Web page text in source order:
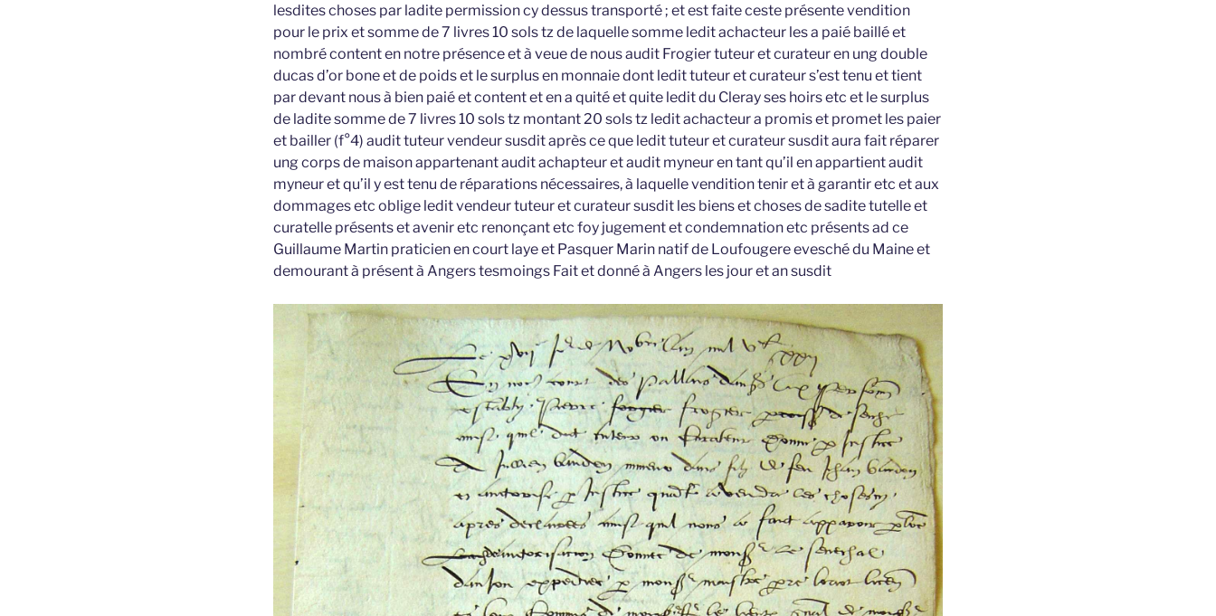
lesdites choses par ladite permission cy dessus transporté ; et est faite ceste présente vendition
pour le prix et somme de 7 livres 10 sols tz de laquelle somme ledit achacteur les a paié baillé et
nombré content en notre présence et à veue de nous audit Frogier tuteur et curateur en ung double
ducas d’or bone et de poids et le surplus en monnaie dont ledit tuteur et curateur s’est tenu et tient
par devant nous à bien paié et content et en a quité et quite ledit du Cleray ses hoirs etc et le surplus
de ladite somme de 7 livres 10 sols tz montant 20 sols tz ledit achacteur a promis et promet les paier
et bailler (f°4) audit tuteur vendeur susdit après ce que ledit tuteur et curateur susdit aura fait réparer
ung corps de maison appartenant audit achapteur et audit myneur en tant qu’il en appartient audit
myneur et qu’il y est tenu de réparations nécessaires, à laquelle vendition tenir et à garantir etc et aux
dommages etc oblige ledit vendeur tuteur et curateur susdit les biens et choses de sadite tutelle et
curatelle présents et avenir etc renonçant etc foy jugement et condemnation etc présents ad ce
Guillaume Martin praticien en court laye et Pasquer Marin natif de Loufougere evesché du Maine et
demourant à présent à Angers tesmoings Fait et donné à Angers les jour et an susdit